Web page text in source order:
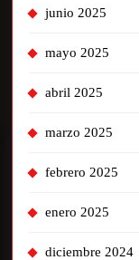
junio 2025
mayo 2025
abril 2025
marzo 2025
febrero 2025
enero 2025
diciembre 2024